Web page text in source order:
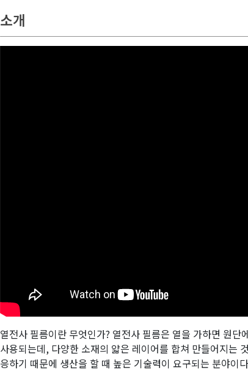
소개
열전사 필름이란 무엇인가? 열전사 필름은 열을 가하면 원
사용되는데, 다양한 소재의 얇은 레이어를 합쳐 만들어지는
응하기 때문에 생산을 할 때 높은 기술력이 요구되는 분야이